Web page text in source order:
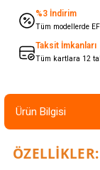
%3 İndirim
Tüm modellerde
Taksit İmkanları
Tüm kartlara 12
Ürün Bilgisi
ÖZELLİKLER: